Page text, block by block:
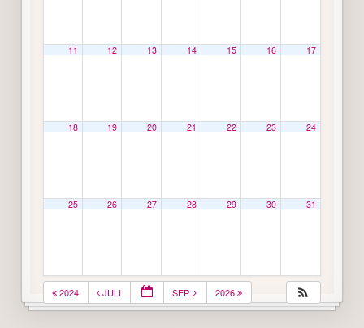
11 12 13 14 15 16 17
18 19 20 21 22 23 24
25 26 27 28 29 30 31
2024 JULI SEP. 2026